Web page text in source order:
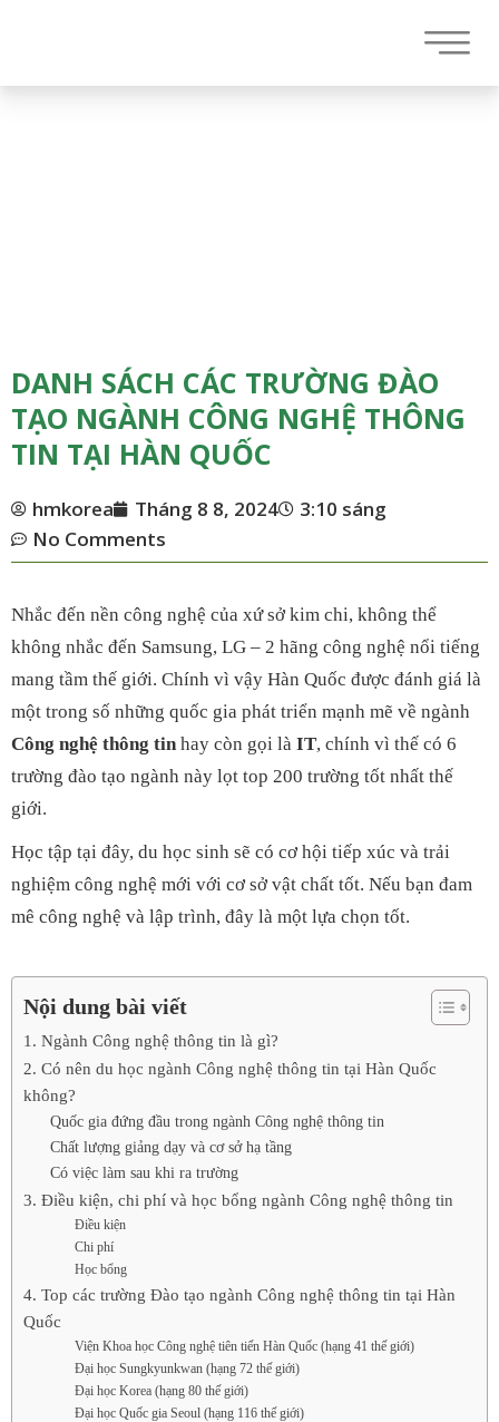
DANH SÁCH CÁC TRƯỜNG ĐÀO
TẠO NGÀNH CÔNG NGHỆ THÔNG
TIN TẠI HÀN QUỐC
hmkorea Tháng 8 8, 2024
3:10 sáng
No Comments
Nhắc đến nền công nghệ của xứ sở kim chi, không thể
không nhắc đến Samsung, LG – 2 hãng công nghệ nổi tiếng
mang tầm thế giới. Chính vì vậy Hàn Quốc được đánh giá là
một trong số những quốc gia phát triển mạnh mẽ về ngành
Công nghệ thông tinhay còn gọi là IT, chính vì thế có 6
trường đào tạo ngành này lọt top 200 trường tốt nhất thế
giới.
Học tập tại đây, du học sinh sẽ có cơ hội tiếp xúc và trải
nghiệm công nghệ mới với cơ sở vật chất tốt. Nếu bạn đam
mê công nghệ và lập trình, đây là một lựa chọn tốt.
Nội dung bài viết
1. Ngành Công nghệ thông tin là gì?
2. Có nên du học ngành Công nghệ thông tin tại Hàn Quốc
không?
Quốc gia đứng đầu trong ngành Công nghệ thông tin
Chất lượng giảng dạy và cơ sở hạ tầng
Có việc làm sau khi ra trường
3. Điều kiện, chi phí và học bổng ngành Công nghệ thông tin
Điều kiện
Chi phí
Học bổng
4. Top các trường Đào tạo ngành Công nghệ thông tin tại Hàn
Quốc
Viện Khoa học Công nghệ tiên tiến Hàn Quốc (hạng 41 thế giới)
Đại học Sungkyunkwan (hạng 72 thế giới)
Đại học Korea (hạng 80 thế giới)
Đại học Quốc gia Seoul (hạng 116 thế giới)